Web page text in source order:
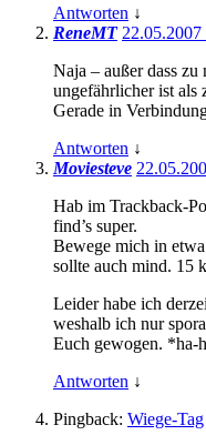
Antworten ↓
ReneMT
Naja – außer dass
ungefährlicher ist als
Gerade in
Antworten ↓
Moviesteve
Hab im Trackback-
find’s super.
Bewege mich in
sollte auch mind. 15
Leider habe ich
weshalb ich nur
Euch gewogen. *ha-
Antworten ↓
Pingback: Wiege-Tag